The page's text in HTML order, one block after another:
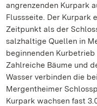
angrenzenden Kurpark
Flussseite. Der Kurpark
Zeitpunkt als der
salzhaltige Quellen in
beginnenden
Zahlreiche Bäume und
Wasser verbinden die
Mergentheimer
Kurpark wachsen fast